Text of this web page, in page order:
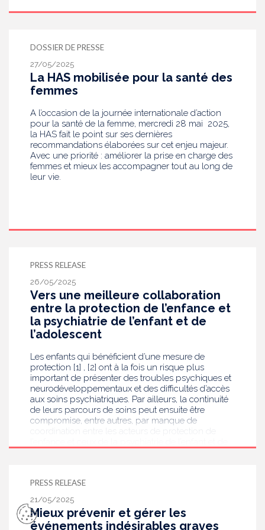
DOSSIER DE PRESSE
27/05/2025
La HAS mobilisée pour la santé des
femmes
A l’occasion de la journée internationale d’action
pour la santé de la femme, mercredi 28 mai 2025,
la HAS fait le point sur ses dernières
recommandations élaborées sur cet enjeu majeur.
Avec une priorité : améliorer la prise en charge des
femmes et mieux les accompagner tout au long de
leur vie.
PRESS RELEASE
26/05/2025
Vers une meilleure collaboration
entre la protection de l’enfance et
la psychiatrie de l’enfant et de
l’adolescent
Les enfants qui bénéficient d’une mesure de
protection [1] , [2] ont à la fois un risque plus
important de présenter des troubles psychiques et
neurodéveloppementaux et des difficultés d’accès
aux soins psychiatriques. Par ailleurs, la continuité
de leurs parcours de soins peut ensuite être
compromise, entre autres, par manque de
entre les acteurs des deux champs concernés. Ce
travail s’inscrit dans le cadre de son propre
programme « santé mentale et psychiatrie » et
dans un contexte où la santé mentale est Grande
cause nationale 2025.
PRESS RELEASE
21/05/2025
Mieux prévenir et gérer les
événements indésirables graves